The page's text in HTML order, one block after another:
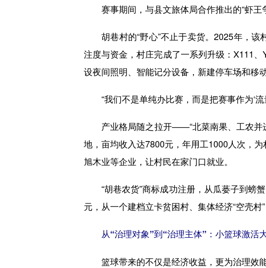
赛事期间，与县文旅体局合作推出的“虾王
胡巷村的“野心”不止于卖货。2025年，该
注度与资金，村庄完成了一系列升级：X111
设夜间照明、智能记分设备，新建停车场和移
“我们不是单纯办比赛，而是把赛事作为‘流
产业格局随之拉开——“北菜南果、工农并进
地，亩均收入达7800元，年用工1000人次，
旭木业等企业，让村民在家门口就业。
“胡巷农货”商标成功注册，从瓜蒌子到螃
元，从一个建档立卡贫困村、集体经济“空壳村
从“治理对象”到“治理主体”：小篮球激活
篮球带来的不仅是经济收益，更为治理效能